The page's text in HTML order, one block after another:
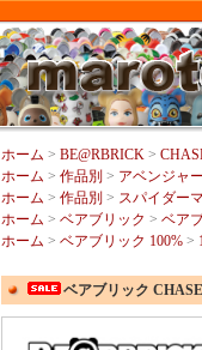
ホーム > BE@RBRICK >
ホーム > 作品別 > アベンジャ
ホーム > 作品別 > スパイダー
ホーム > ベアブリック > ベア
ホーム > ベアブリック 100% >
ベアブリック